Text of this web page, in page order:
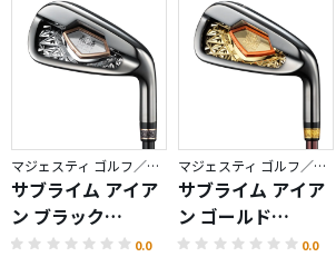
マジェスティ ゴルフ／サブライム
サブライム アイア
ン ブラック
（2023）
0.0
マジェスティ ゴルフ／サブライム
サブライム アイア
ン ゴールド
（2023）
0.0